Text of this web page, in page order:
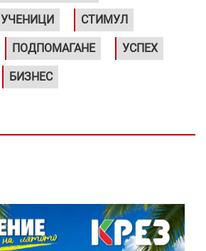
УЧЕНИЦИ СТИМУЛ
ПОДПОМАГАНЕ УСПЕХ
БИЗНЕС